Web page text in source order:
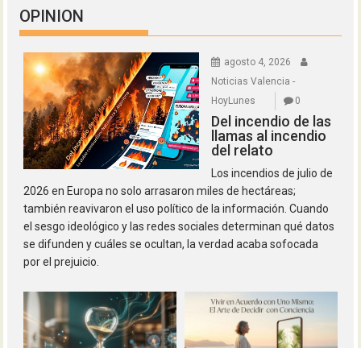
OPINION
agosto 4, 2026
Noticias Valencia -
HoyLunes
0
Del incendio de las
llamas al incendio
del relato
Los incendios de julio de
2026 en Europa no solo arrasaron miles de hectáreas;
también reavivaron el uso político de la información. Cuando
el sesgo ideológico y las redes sociales determinan qué datos
se difunden y cuáles se ocultan, la verdad acaba sofocada
por el prejuicio.